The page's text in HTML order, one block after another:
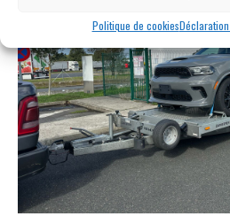
Politique de cookies